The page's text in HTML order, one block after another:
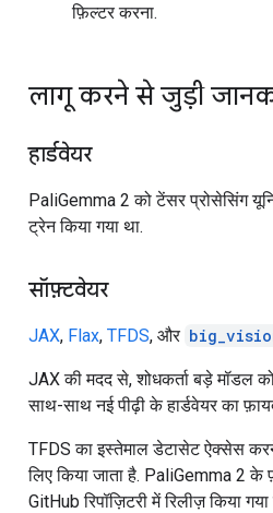
फ़िल्टर करना.
लागू करने से जुड़ी
हार्डवेयर
PaliGemma 2 को टेंसर प्रोसेसिंग
ट्रेन किया गया था.
सॉफ़्टवेयर
JAX, Flax, TFDS, और
JAX की मदद से, शोधकर्ता बड़े मॉडल
साथ-साथ नई पीढ़ी के हार्डवेयर का
TFDS का इस्तेमाल डेटासेट ऐक्सेस
लिए किया जाता है. PaliGemma 2
GitHub रिपॉज़िटरी में रिलीज़ किया गया